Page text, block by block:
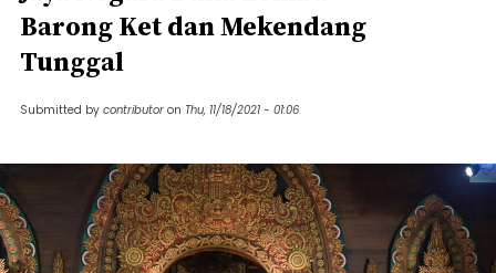
Barong Ket dan Mekendang
Tunggal
Submitted by contributor on Thu, 11/18/2021 - 01:06